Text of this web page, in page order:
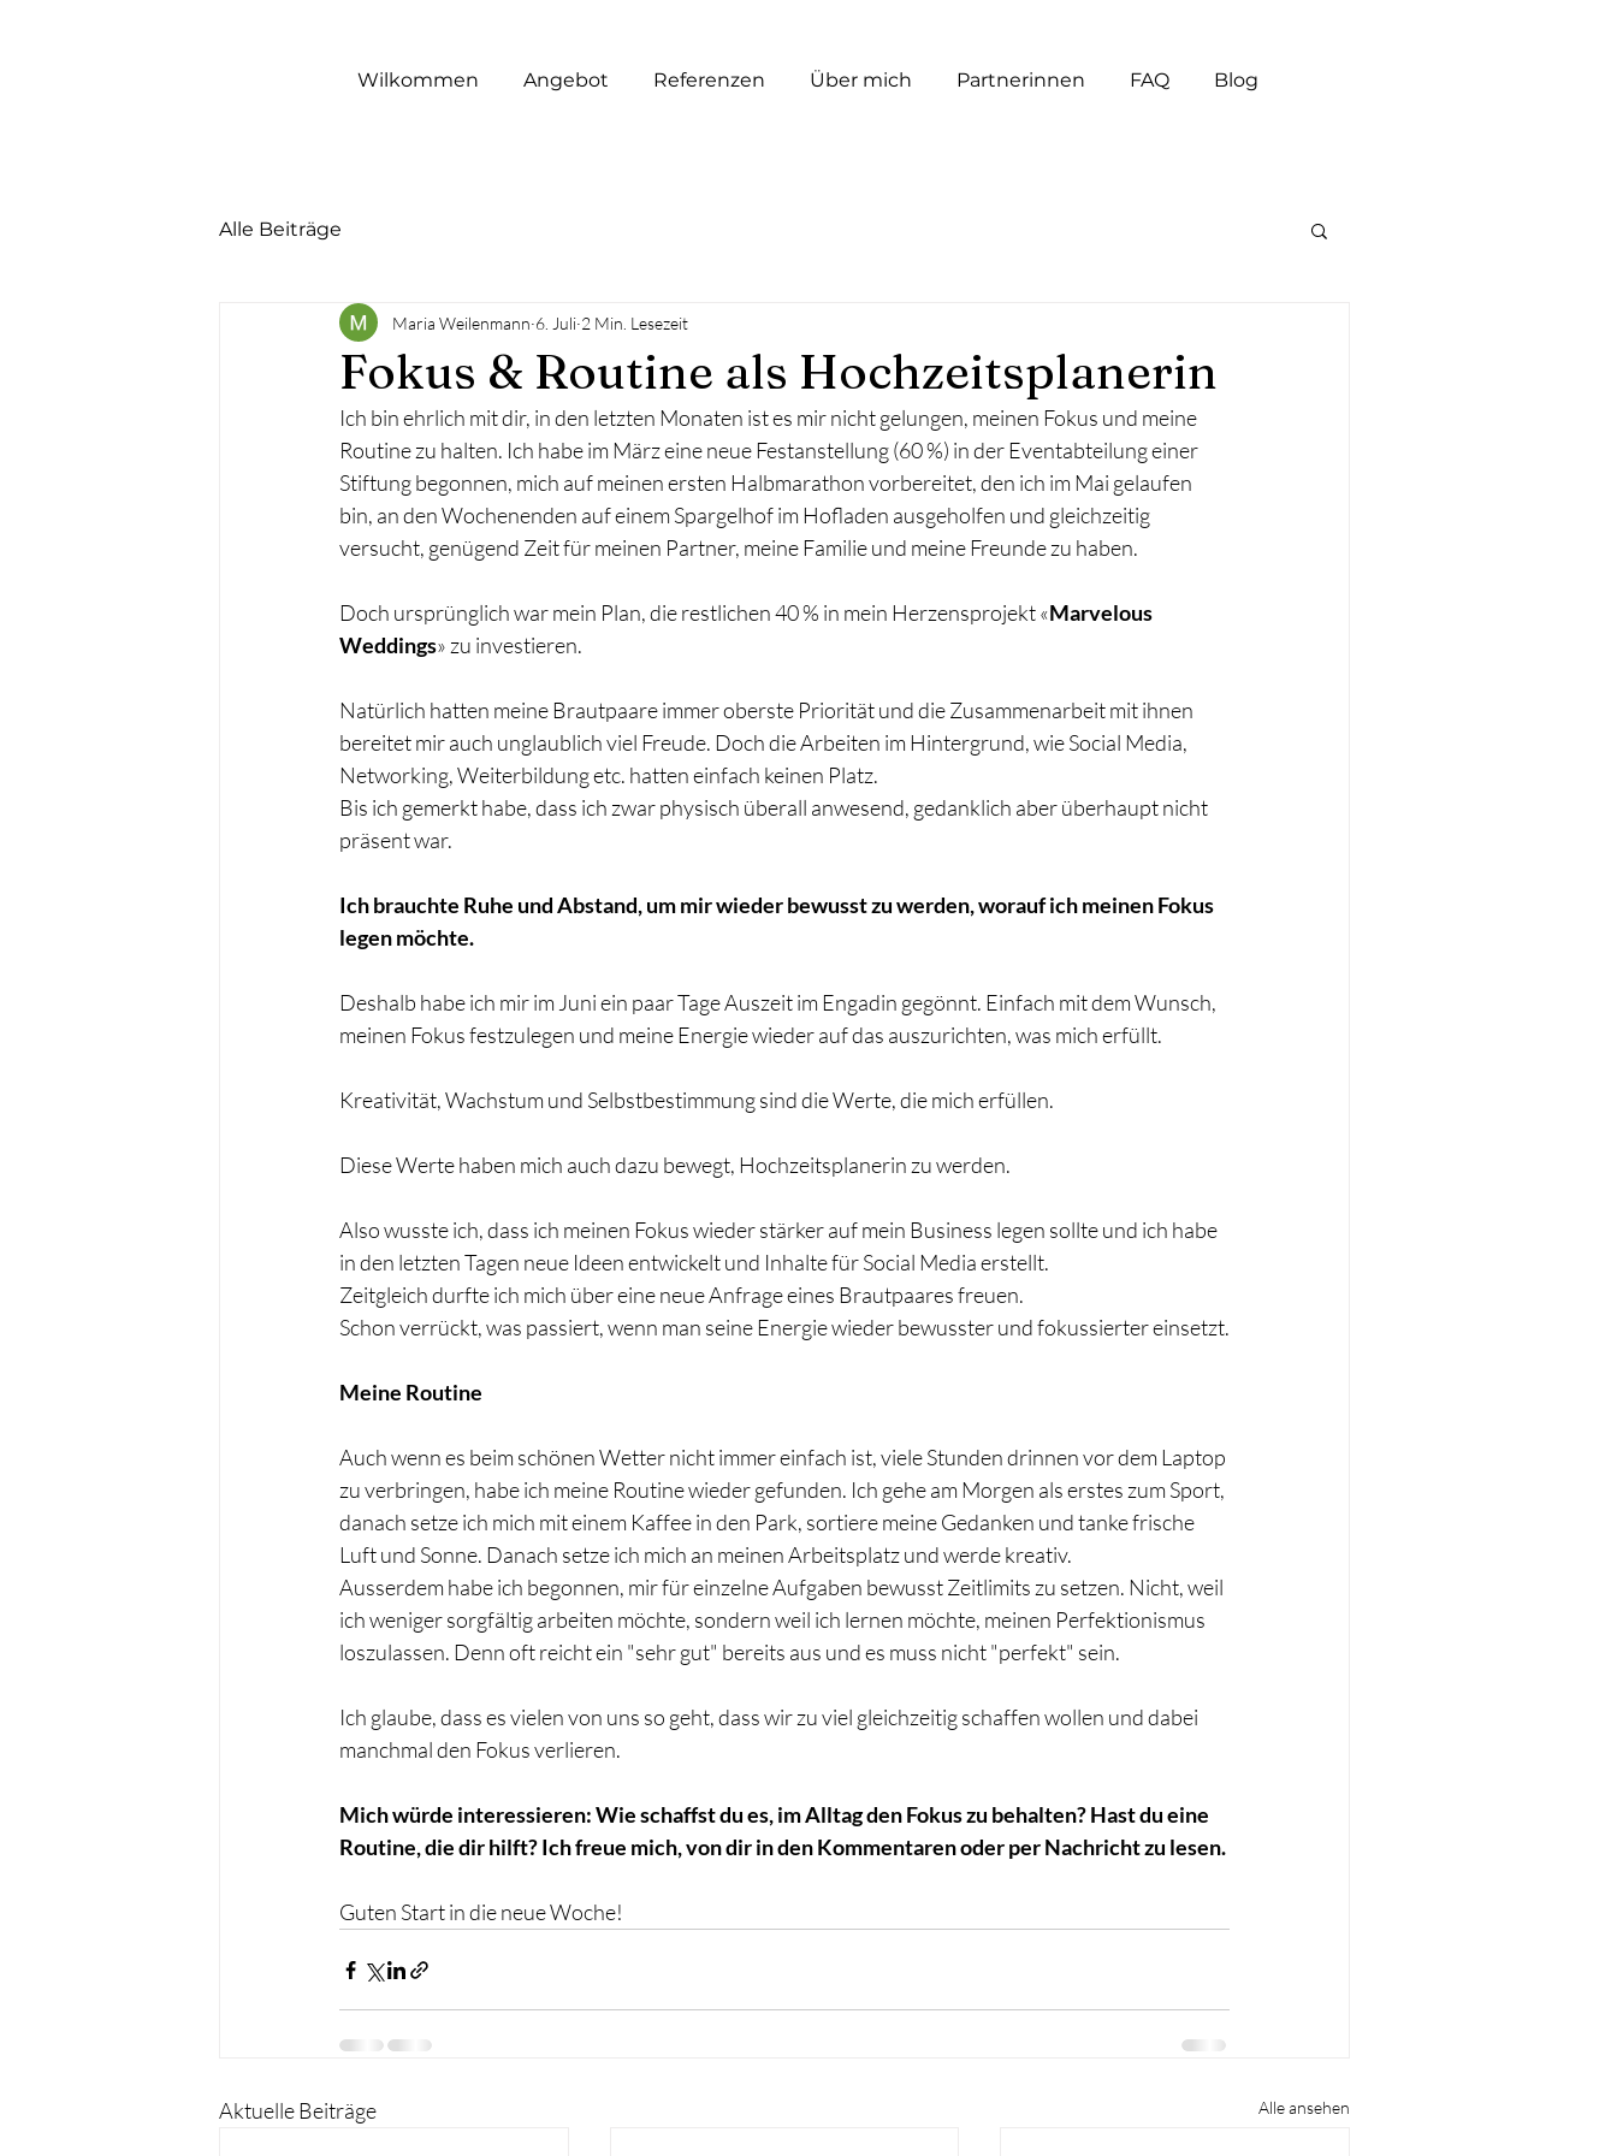
Wilkommen Angebot Referenzen Über mich Partnerinnen FAQ Blog
Alle Beiträge
Fokus & Routine als Hochzeitsplanerin
Maria Weilenmann 6. Juli 2 Min. Lesezeit
Ich bin ehrlich mit dir, in den letzten Monaten ist es mir nicht gelungen, meinen Fokus und meine
Routine zu halten. Ich habe im März eine neue Festanstellung (60 %) in der Eventabteilung einer
Stiftung begonnen, mich auf meinen ersten Halbmarathon vorbereitet, den ich im Mai gelaufen
bin, an den Wochenenden auf einem Spargelhof im Hofladen ausgeholfen und gleichzeitig
versucht, genügend Zeit für meinen Partner, meine Familie und meine Freunde zu haben.
Doch ursprünglich war mein Plan, die restlichen 40 % in mein Herzensprojekt «Marvelous
Weddings» zu investieren.
Natürlich hatten meine Brautpaare immer oberste Priorität und die Zusammenarbeit mit ihnen
bereitet mir auch unglaublich viel Freude. Doch die Arbeiten im Hintergrund, wie Social Media,
Networking, Weiterbildung etc. hatten einfach keinen Platz.
Bis ich gemerkt habe, dass ich zwar physisch überall anwesend, gedanklich aber überhaupt nicht
präsent war.
Ich brauchte Ruhe und Abstand, um mir wieder bewusst zu werden, worauf ich meinen Fokus
legen möchte.
Deshalb habe ich mir im Juni ein paar Tage Auszeit im Engadin gegönnt. Einfach mit dem Wunsch,
meinen Fokus festzulegen und meine Energie wieder auf das auszurichten, was mich erfüllt.
Kreativität, Wachstum und Selbstbestimmung sind die Werte, die mich erfüllen.
Diese Werte haben mich auch dazu bewegt, Hochzeitsplanerin zu werden.
Also wusste ich, dass ich meinen Fokus wieder stärker auf mein Business legen sollte und ich habe
in den letzten Tagen neue Ideen entwickelt und Inhalte für Social Media erstellt.
Zeitgleich durfte ich mich über eine neue Anfrage eines Brautpaares freuen.
Schon verrückt, was passiert, wenn man seine Energie wieder bewusster und fokussierter einsetzt.
Meine Routine
Auch wenn es beim schönen Wetter nicht immer einfach ist, viele Stunden drinnen vor dem Laptop
zu verbringen, habe ich meine Routine wieder gefunden. Ich gehe am Morgen als erstes zum Sport,
danach setze ich mich mit einem Kaffee in den Park, sortiere meine Gedanken und tanke frische
Luft und Sonne. Danach setze ich mich an meinen Arbeitsplatz und werde kreativ.
Ausserdem habe ich begonnen, mir für einzelne Aufgaben bewusst Zeitlimits zu setzen. Nicht, weil
ich weniger sorgfältig arbeiten möchte, sondern weil ich lernen möchte, meinen Perfektionismus
loszulassen. Denn oft reicht ein "sehr gut" bereits aus und es muss nicht "perfekt" sein.
Ich glaube, dass es vielen von uns so geht, dass wir zu viel gleichzeitig schaffen wollen und dabei
manchmal den Fokus verlieren.
Mich würde interessieren: Wie schaffst du es, im Alltag den Fokus zu behalten? Hast du eine
Routine, die dir hilft? Ich freue mich, von dir in den Kommentaren oder per Nachricht zu lesen.
Guten Start in die neue Woche!
Aktuelle Beiträge Alle ansehen